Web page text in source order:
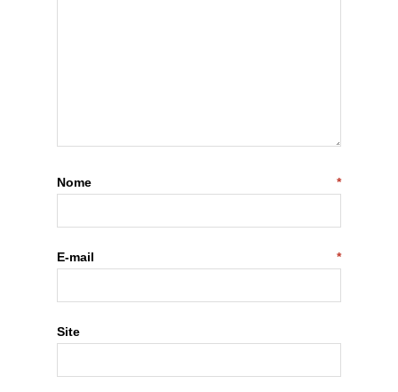
Nome *
E-mail *
Site